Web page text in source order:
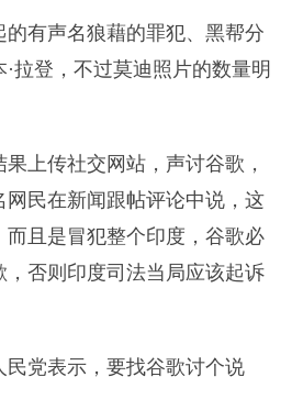
的有声名狼藉的罪犯、黑帮分
拉登，不过莫迪照片的数量明
上传社交网站，声讨谷歌，
网民在新闻跟帖评论中说，这
且是冒犯整个印度，谷歌必
否则印度司法当局应该起诉
民党表示，要找谷歌讨个说